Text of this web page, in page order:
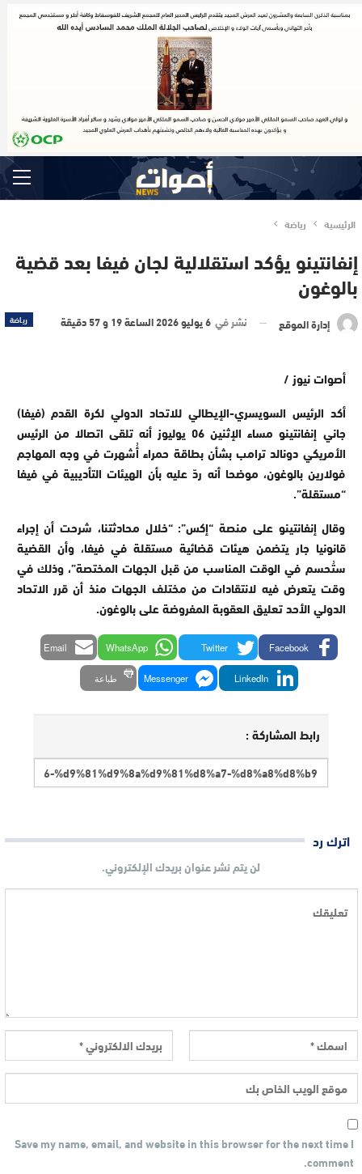
الرئيسية رياضة
إنفانتينو يؤكد استقلالية لجان فيفا بعد قضية
بالوغون
رياضة إدارة الموقع نشر في 6 يوليو 2026 الساعة 19 و 57 دقيقة
أصوات نيوز /
أكد الرئيس السويسري-الإيطالي للاتحاد الدولي لكرة القدم (فيفا)
جاني إنفانتينو مساء الإثنين 06 يوليوز أنه تلقى اتصالا من الرئيس
الأمريكي دونالد ترامب بشأن بطاقة حمراء أُشهرت في وجه المهاجم
فولارين بالوغون، موضحا أنه ردّ عليه بأن الهيئات التأديبية في فيفا
“مستقلة”.
وقال إنفانتينو على منصة “إكس”: “خلال محادثتنا، شرحت أن إجراء
قانونيا جار يتضمن هيئات قضائية مستقلة في فيفا، وأن القضية
ستُحسم في الوقت المناسب من قبل الجهات المختصة”، وذلك في
وقت يتعرض فيه لانتقادات من مختلف الجهات منذ أن قرر الاتحاد
الدولي الأحد تعليق العقوبة المفروضة على بالوغون.
Facebook
Twitter
WhatsApp
Email
LinkedIn
Messenger طباعة
رابط المشاركة :
اترك رد
لن يتم نشر عنوان بريدك الإلكتروني.
Save my name, email, and website in this browser for the next time I
comment.